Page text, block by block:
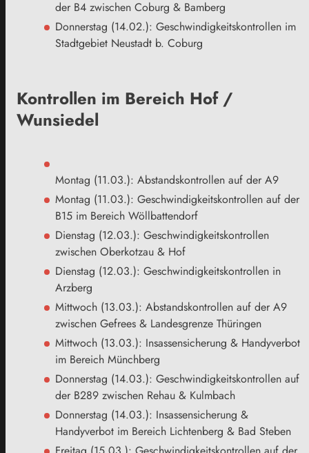
der B4 zwischen Coburg & Bamberg
Donnerstag (14.02.): Geschwindigkeitskontrollen im
Stadtgebiet Neustadt b. Coburg
Kontrollen im Bereich Hof /
Wunsiedel
Montag (11.03.): Abstandskontrollen auf der A9
Montag (11.03.): Geschwindigkeitskontrollen auf der
B15 im Bereich Wöllbattendorf
Dienstag (12.03.): Geschwindigkeitskontrollen
zwischen Oberkotzau & Hof
Dienstag (12.03.): Geschwindigkeitskontrollen in
Arzberg
Mittwoch (13.03.): Abstandskontrollen auf der A9
zwischen Gefrees & Landesgrenze Thüringen
Mittwoch (13.03.): Insassensicherung & Handyverbot
im Bereich Münchberg
Donnerstag (14.03.): Geschwindigkeitskontrollen auf
der B289 zwischen Rehau & Kulmbach
Donnerstag (14.03.): Insassensicherung &
Handyverbot im Bereich Lichtenberg & Bad Steben